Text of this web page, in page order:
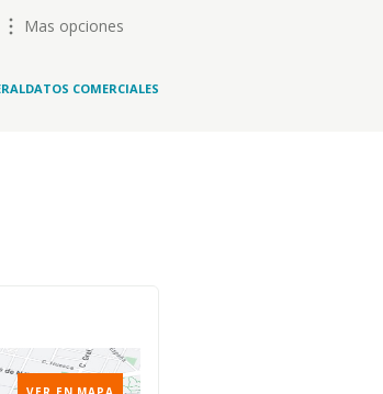
Mas opciones
DATOS COMERCIALES